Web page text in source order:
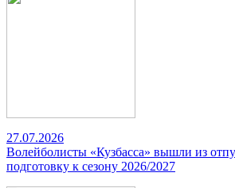
27.07.2026
Волейболисты «Кузбасса» вышли из
подготовку к сезону 2026/2027